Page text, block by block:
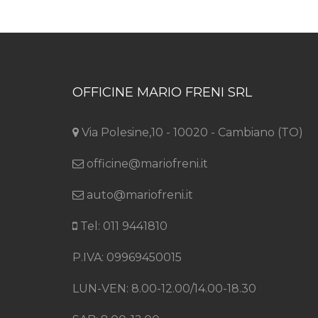
OFFICINE MARIO FRENI SRL
Via Polesine,10 - 10020 - Cambiano (TO)
officine@mariofreni.it
auto@mariofreni.it
Tel: 011 9441810
P.IVA: 09969450015
LUN-VEN: 8.00-12.00/14.00-18.30